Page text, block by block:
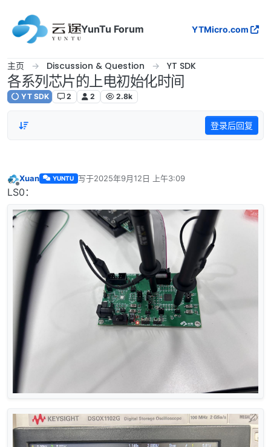
YunTu Forum
YTMicro.com
主页 Discussion & Question YT SDK
各系列芯片的上电初始化时间
YT SDK 2 2 2.8k
登录后回复
离线
Xuan YUNTU 写于2025年9月12日 上午3:09
最后由 编辑
LS0：